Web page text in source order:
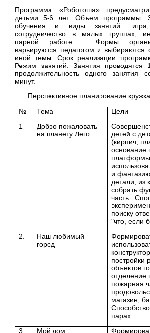
Программа «Роботоша»
детьми 5-6 лет. Объем программы:
обучения и виды занятий: игра,
сотрудничество в малых группах,
парной работе. Формы
варьируются педагогом и выбираются
иной темы. Срок реализации
Режим занятий: Занятия проводятся
продолжительность одного занятия
минут.
Перспективное планирование
№
Тема
Цели
1
Добро пожаловать
на планету Лего
детей с
(кирпич,
основание
и
детали, из
собрать
часть.
поиску
"что, если
2.
Наш любимый
город
постройки
объектов
отделение
пожарная
магазин,
парах.
3.
Мой дом.